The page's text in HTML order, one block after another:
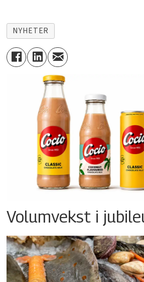
NYHETER
Volumvekst i